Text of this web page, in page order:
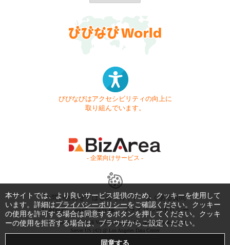
びびなびはアクセシビリティの向上に
取り組んでいます。
- 企業向けサービス -
お問い合わせ はじめてガイド
よくある質問
利用規約
商標・著作権 プライバシーポリシー
Copyright © 1999-2026 Vivid Navigation, Inc. All Rights Reserved.
Server US (42) @ Los Angeles Data Center
本サイトでは、より良いサービス提供のため、クッキーを使用して
います。詳細はプライバシーポリシーをご確認ください。クッキー
の使用を許可する場合は同意するボタンを押してください。クッキ
ーの使用を拒否する場合は、ブラウザからご設定ください。